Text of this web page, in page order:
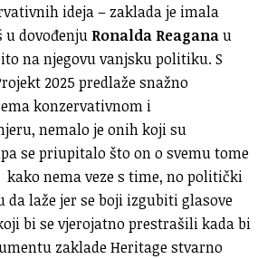
ideja – zaklada je imala
u dovođenju Ronalda Reaganau
na njegovu vanjsku politiku. S
2025 predlaže snažno
konzervativnom i
nemalo je onih koji su
se priupitalo što on o svemu tome
nema veze s time, no politički
laže jer se boji izgubiti glasove
bi se vjerojatno prestrašili kada bi
zaklade Heritage stvarno